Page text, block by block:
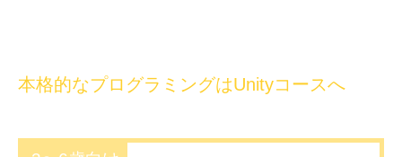
本格的なプログラミングはUnityコースへ